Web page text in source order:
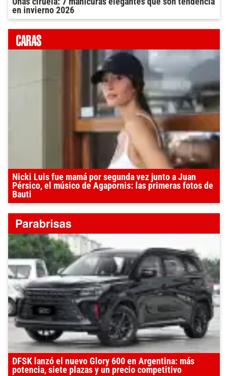
en invierno 2026
Nicki Luis fue mamá por segunda vez junto a Juan
Pérsico, el músico de Agapornis: las primeras fotos de
Bauti
DFSK lanzó el nuevo Glory 600 en Argentina: más
potencia, siete plazas y un precio competitivo